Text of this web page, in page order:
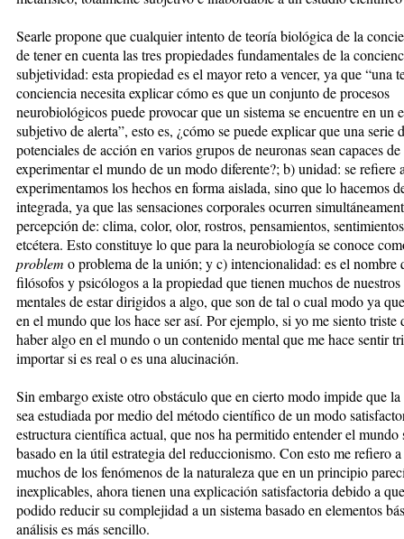
Searle propone que cualquier intento de teoría biológica de la
de tener en cuenta las tres propiedades fundamentales de la
subjetividad: esta propiedad es el mayor reto a vencer, ya que “una
conciencia necesita explicar cómo es que un conjunto de procesos
neurobiológicos puede provocar que un sistema se encuentre en un
subjetivo de alerta”, esto es, ¿cómo se puede explicar que una serie
potenciales de acción en varios grupos de neuronas sean capaces
experimentar el mundo de un modo diferente?; b) unidad: se refiere
experimentamos los hechos en forma aislada, sino que lo hacemos
integrada, ya que las sensaciones corporales ocurren
percepción de: clima, color, olor, rostros, pensamientos,
etcétera. Esto constituye lo que para la neurobiología se conoce
problem o problema de la unión; y c) intencionalidad: es el nombre
filósofos y psicólogos a la propiedad que tienen muchos de nuestros
mentales de estar dirigidos a algo, que son de tal o cual modo ya
en el mundo que los hace ser así. Por ejemplo, si yo me siento triste
haber algo en el mundo o un contenido mental que me hace sentir
importar si es real o es una alucinación.
Sin embargo existe otro obstáculo que en cierto modo impide que
sea estudiada por medio del método científico de un modo
estructura científica actual, que nos ha permitido entender el mundo
basado en la útil estrategia del reduccionismo. Con esto me refiero
muchos de los fenómenos de la naturaleza que en un principio
inexplicables, ahora tienen una explicación satisfactoria debido a
podido reducir su complejidad a un sistema basado en elementos
análisis es más sencillo.